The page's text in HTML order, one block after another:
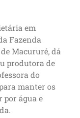
em
Fazenda
Macururé, dá
produtora de
do
manter os
por água e